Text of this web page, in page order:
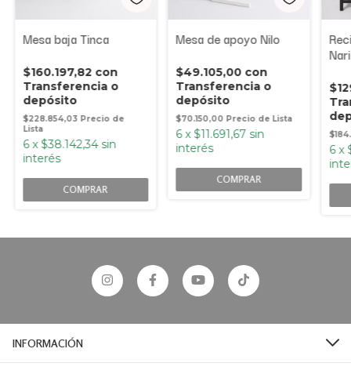
Mesa baja Tinca
$228.854,03
$160.197,82 con
Transferencia o
depósito
6 x $38.142,34 sin
interés
COMPRAR
Mesa de apoyo Nilo
$70.150,00
$49.105,00 con
Transferencia o
depósito
6 x $11.691,67 sin
interés
COMPRAR
6 x
INFORMACIÓN